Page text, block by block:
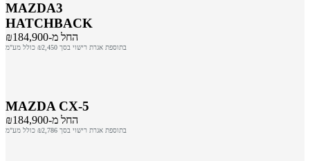
MAZDA3
HATCHBACK
החל מ-₪184,900
בתוספת אגרת רישוי בסך ₪2,450 כולל מע"מ
MAZDA CX-5
החל מ-₪184,900
בתוספת אגרת רישוי בסך ₪2,786 כולל מע"מ